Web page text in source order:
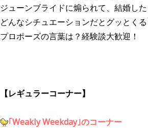
ジューンブライドに煽られて、結婚し
どんなシチュエーションだとグッとくる
プロポーズの言葉は？経験談大歓迎！
【レギュラーコーナー】
｢Weakly Weekday｣のコーナー